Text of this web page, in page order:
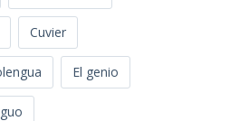
Cuvier
El genio